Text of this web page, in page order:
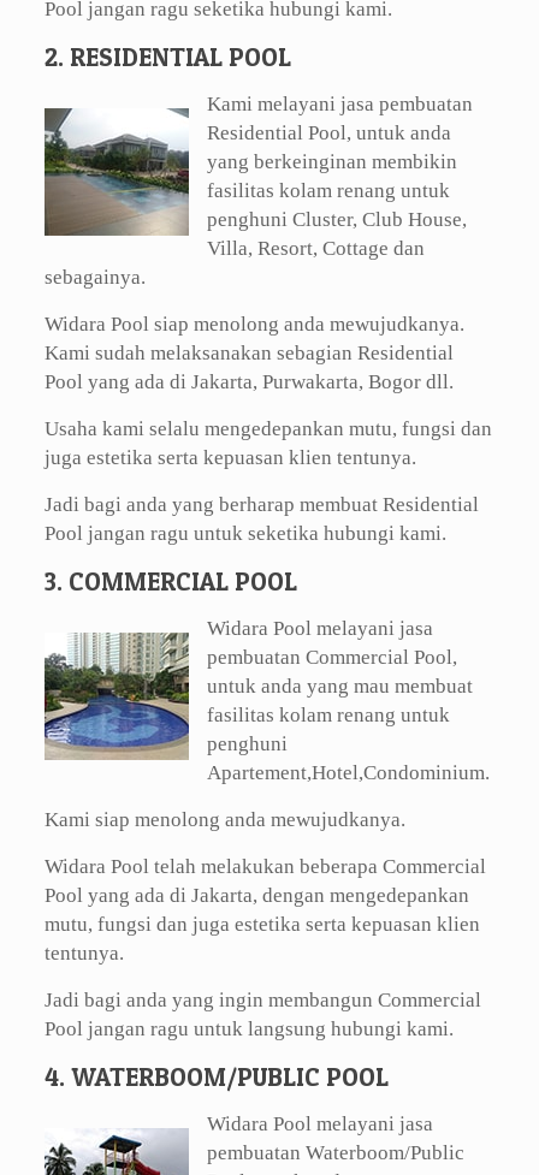
Pool jangan ragu seketika hubungi kami.
2. RESIDENTIAL POOL
Kami melayani jasa pembuatan
Residential Pool, untuk anda
yang berkeinginan membikin
fasilitas kolam renang untuk
penghuni Cluster, Club House,
Villa, Resort, Cottage dan
sebagainya.
Widara Pool siap menolong anda mewujudkanya.
Kami sudah melaksanakan sebagian Residential
Pool yang ada di Jakarta, Purwakarta, Bogor dll.
Usaha kami selalu mengedepankan mutu, fungsi dan
juga estetika serta kepuasan klien tentunya.
Jadi bagi anda yang berharap membuat Residential
Pool jangan ragu untuk seketika hubungi kami.
3. COMMERCIAL POOL
Widara Pool melayani jasa
pembuatan Commercial Pool,
untuk anda yang mau membuat
fasilitas kolam renang untuk
penghuni
Apartement,Hotel,Condominium.
Kami siap menolong anda mewujudkanya.
Widara Pool telah melakukan beberapa Commercial
Pool yang ada di Jakarta, dengan mengedepankan
mutu, fungsi dan juga estetika serta kepuasan klien
tentunya.
Jadi bagi anda yang ingin membangun Commercial
Pool jangan ragu untuk langsung hubungi kami.
4. WATERBOOM/PUBLIC POOL
Widara Pool melayani jasa
pembuatan Waterboom/Public